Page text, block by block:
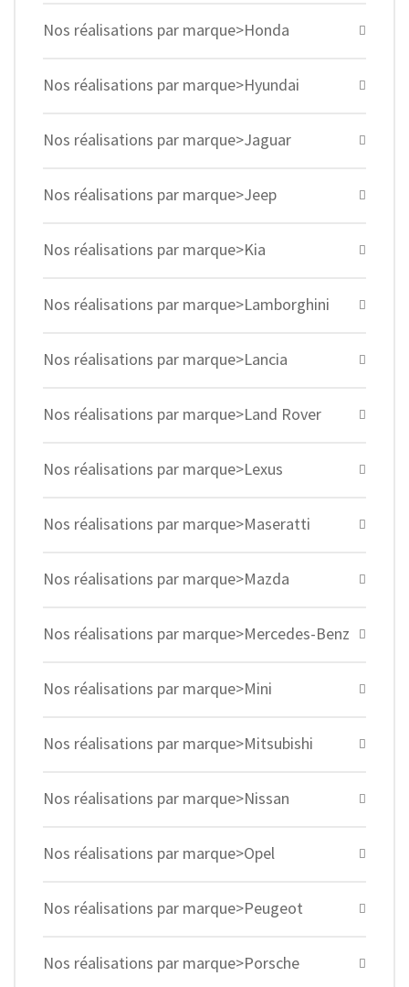
Nos réalisations par marque>Honda
Nos réalisations par marque>Hyundai
Nos réalisations par marque>Jaguar
Nos réalisations par marque>Jeep
Nos réalisations par marque>Kia
Nos réalisations par marque>Lamborghini
Nos réalisations par marque>Lancia
Nos réalisations par marque>Land Rover
Nos réalisations par marque>Lexus
Nos réalisations par marque>Maseratti
Nos réalisations par marque>Mazda
Nos réalisations par marque>Mercedes-Benz
Nos réalisations par marque>Mini
Nos réalisations par marque>Mitsubishi
Nos réalisations par marque>Nissan
Nos réalisations par marque>Opel
Nos réalisations par marque>Peugeot
Nos réalisations par marque>Porsche